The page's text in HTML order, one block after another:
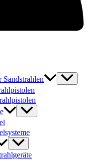
Sandstrahlen